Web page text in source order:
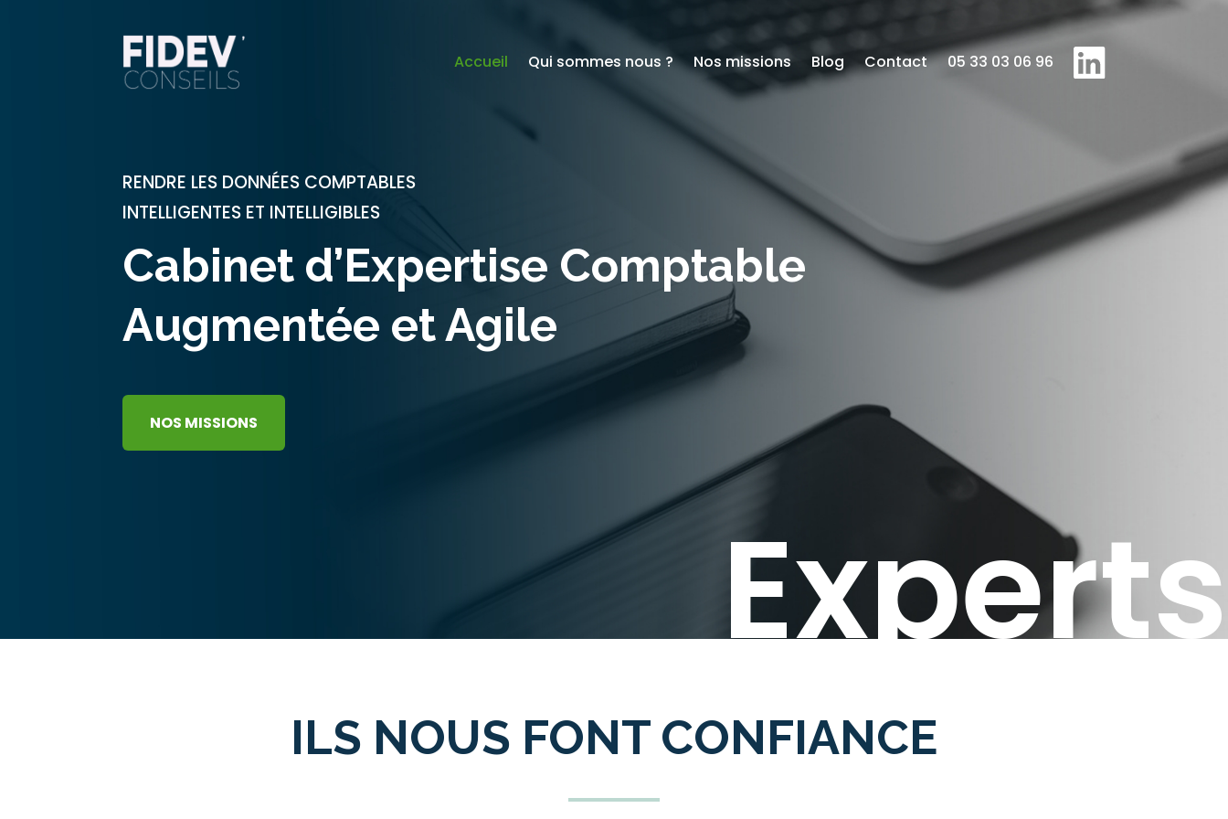
Accueil Qui sommes nous ? Nos missions Blog Contact 05 33 03 06 96
RENDRE LES DONNÉES COMPTABLES
INTELLIGENTES ET INTELLIGIBLES
Cabinet d’Expertise Comptable
Augmentée et Agile
NOS MISSIONS
Experts
ILS NOUS FONT CONFIANCE